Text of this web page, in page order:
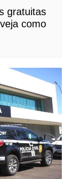
gratuitas
como